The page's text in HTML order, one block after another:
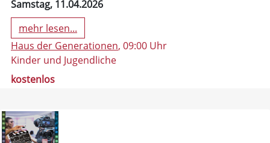
Samstag, 11.04.2026
mehr lesen...
Haus der Generationen, 09:00 Uhr
Kinder und Jugendliche
kostenlos